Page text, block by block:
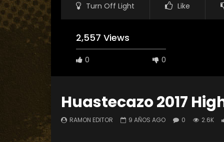
Turn Off Light Like
2,557 Views
0 0
Huastecazo 2017
RAMON EDITOR 9 AÑOS AGO 0 2.6K